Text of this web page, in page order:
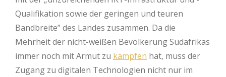
Qualifikation sowie der geringen und teuren
Bandbreite” des Landes zusammen. Da die
Mehrheit der nicht-weißen Bevölkerung Südafrikas
immer noch mit Armut zu kämpfen hat, muss der
Zugang zu digitalen Technologien nicht nur im